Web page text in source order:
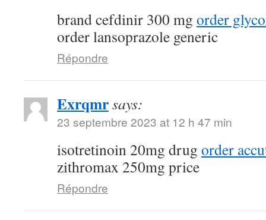
brand cefdinir 300 mg order
order lansoprazole generic
Répondre
Exrqmrsays:
23 septembre 2023 at 12 h 47 min
isotretinoin 20mg drug order
zithromax 250mg price
Répondre